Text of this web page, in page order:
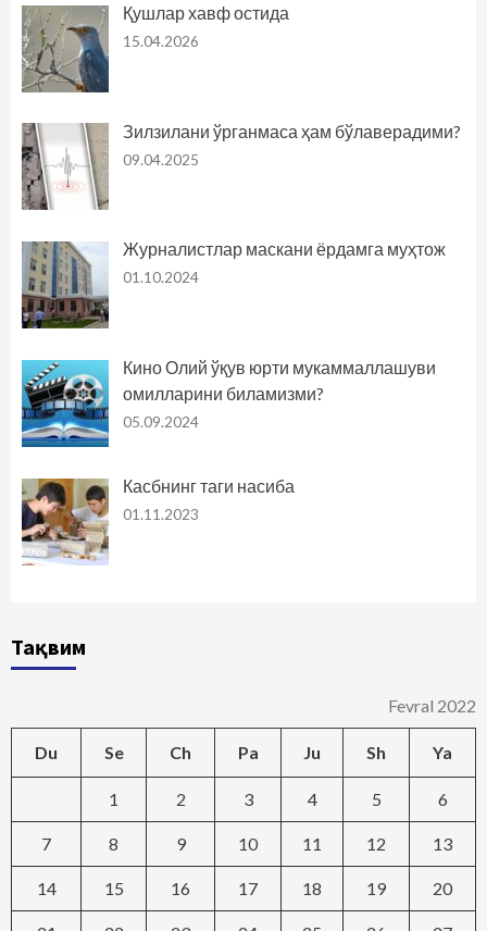
Қушлар хавф остида
15.04.2026
Зилзилани ўрганмаса ҳам бўлаверадими?
09.04.2025
Журналистлар маскани ёрдамга муҳтож
01.10.2024
Кино Олий ўқув юрти мукаммаллашуви
омилларини биламизми?
05.09.2024
Касбнинг таги насиба
01.11.2023
Тақвим
Fevral 2022
Du Se Ch Pa Ju Sh Ya
1 2 3 4 5 6
7 8 9 10 11 12 13
14 15 16 17 18 19 20